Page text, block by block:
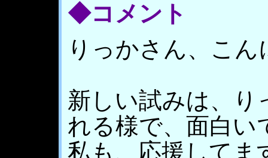
◆コメント
りっかさん、こん
新しい試みは、り
れる様で、面白い
私も、応援してま